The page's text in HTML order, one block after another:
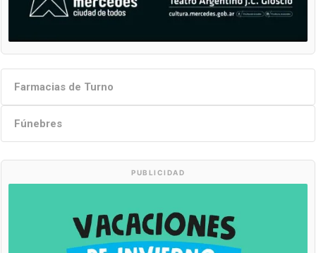
Farmacias de Turno
Fúnebres
PUBLICIDAD